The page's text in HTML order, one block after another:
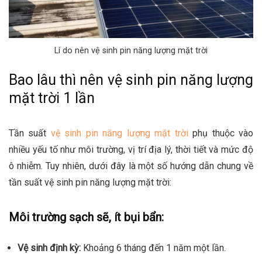
Lí do nên vệ sinh pin năng lượng mặt trời
Bao lâu thì nên vệ sinh pin năng lượng
mặt trời 1 lần
Tần suất vệ sinh pin năng lượng mặt trờiphụ thuộc vào
nhiều yếu tố như môi trường, vị trí địa lý, thời tiết và mức độ
ô nhiễm. Tuy nhiên, dưới đây là một số hướng dẫn chung về
tần suất vệ sinh pin năng lượng mặt trời:
Môi trường sạch sẽ, ít bụi bẩn:
Vệ sinh định kỳ: Khoảng 6 tháng đến 1 năm một lần.